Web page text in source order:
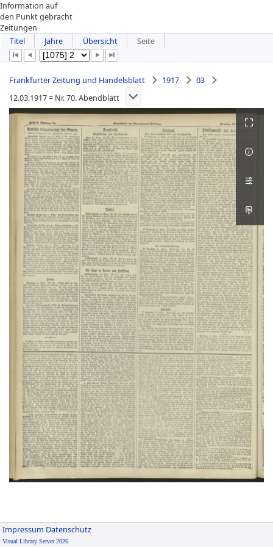
Information auf
den Punkt gebracht
Zeitungen
Titel
Jahre Übersicht Seite
Frankfurter Zeitung und Handelsblatt 1917
03
12.03.1917 = Nr. 70. Abendblatt
Impressum Datenschutz
Visual Library Server 2026